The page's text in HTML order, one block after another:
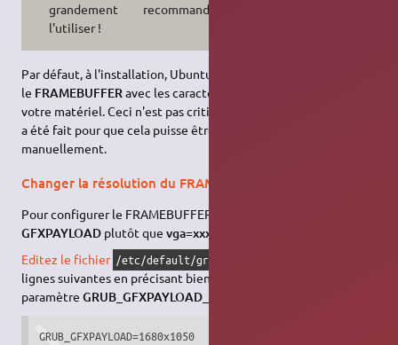
grandement recommandé de
l'utiliser !
Par défaut, à l'installation, Ubuntu n'a pas mis à jour
le FRAMEBUFFER avec les caractéristiques spécifiques de
votre matériel. Ceci n'est pas critique en soi, d'autant que tout
a été fait pour que cela puisse être facilement réalisé
manuellement.
Changer la résolution du FRAMEBUFFER
Pour configurer le FRAMEBUFFER, on utilise maintenant
GFXPAYLOAD plutôt quevga=xxx
Editez le fichier /etc/default/grub
lignes suivantes en précisant bien la résolution désirée au
paramètreGRUB_GFXPAYLOAD_LINUX
GRUB_GFXPAYLOAD=1680x1050